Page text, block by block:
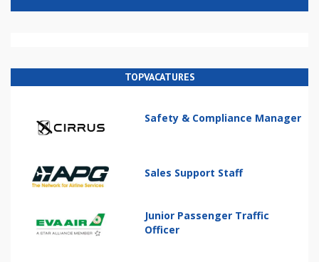
TOPVACATURES
Safety & Compliance Manager
Sales Support Staff
Junior Passenger Traffic
Officer